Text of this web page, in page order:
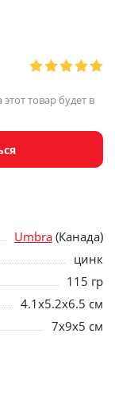
товар будет в
Umbra (Канада)
цинк
115 гр
4.1х5.2х6.5 см
7х9х5 см